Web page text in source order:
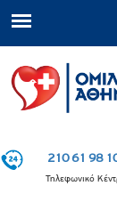
210 61 98
Τηλεφωνικό